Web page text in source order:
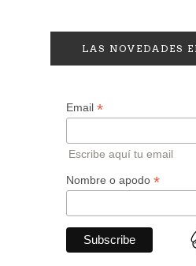
LAS NOVEDADES
Email *
Escribe aquí tu email
Nombre o apodo *